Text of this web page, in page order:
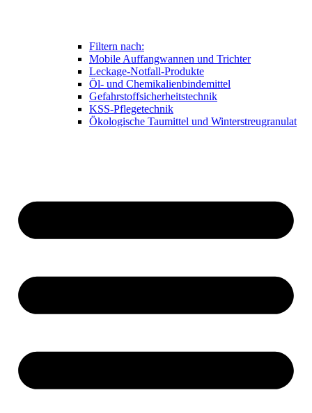
Filtern nach:
Mobile Auffangwannen und Trichter
Leckage-Notfall-Produkte
Öl- und Chemikalien­bindemittel
Gefahrstoffsicherheitstechnik
KSS-Pflegetechnik
Ökologische Taumittel und Winterstreugranulat